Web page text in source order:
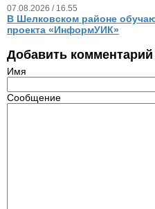
07.08.2026 / 16.55
В Шелковском районе
проекта «ИнформУИК»
Добавить комментарий
Имя
Сообщение